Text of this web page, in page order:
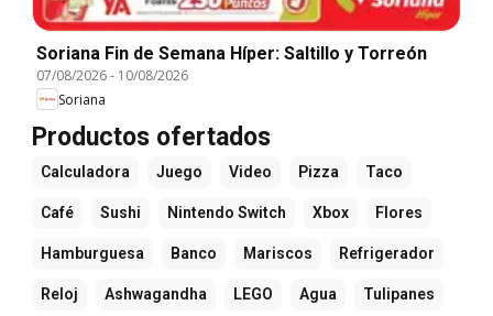
Soriana Fin de Semana Híper: Saltillo y Torreón
07/08/2026- 10/08/2026
Soriana
Productos ofertados
Calculadora Juego Video Pizza Taco
Café Sushi Nintendo Switch Xbox Flores
Hamburguesa Banco Mariscos Refrigerador
Reloj Ashwagandha LEGO Agua Tulipanes